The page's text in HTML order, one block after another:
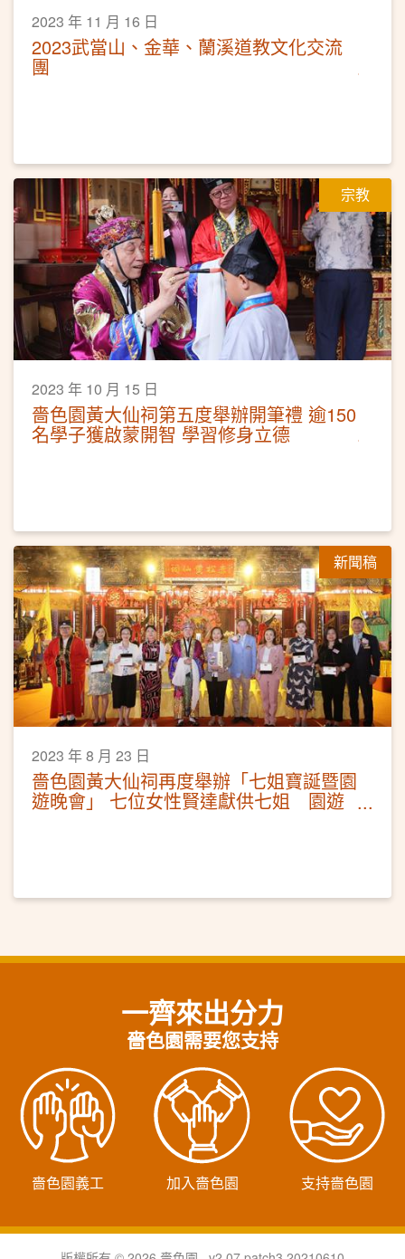
2023 年 11 月 16 日
2023武當山、金華、蘭溪道教文化交流
團
宗教
2023 年 10 月 15 日
嗇色園黃大仙祠第五度舉辦開筆禮 逾150
名學子獲啟蒙開智 學習修身立德
新聞稿
2023 年 8 月 23 日
嗇色園黃大仙祠再度舉辦「七姐寶誕暨園
遊晚會」 七位女性賢達獻供七姐 園遊
一齊來出分力
嗇色園需要您支持
嗇色園義工 加入嗇色園 支持嗇色園